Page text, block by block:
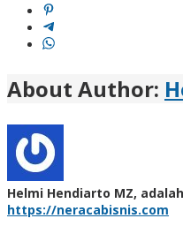
About Author:
Helmi Hendiarto MZ,
https://neracabisnis.com